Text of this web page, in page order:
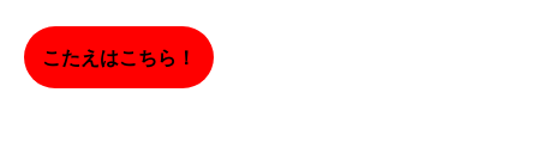
こたえはこちら！